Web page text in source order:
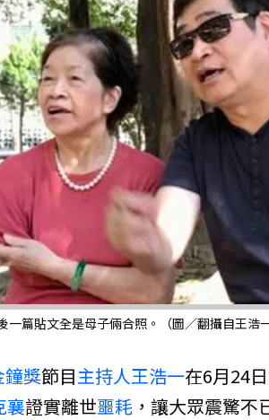
篇貼文全是母子倆合照。（圖／翻攝自王浩一
鐘獎節目主持人王浩一在6月24
襄證實離世噩耗 ，讓大眾震驚不